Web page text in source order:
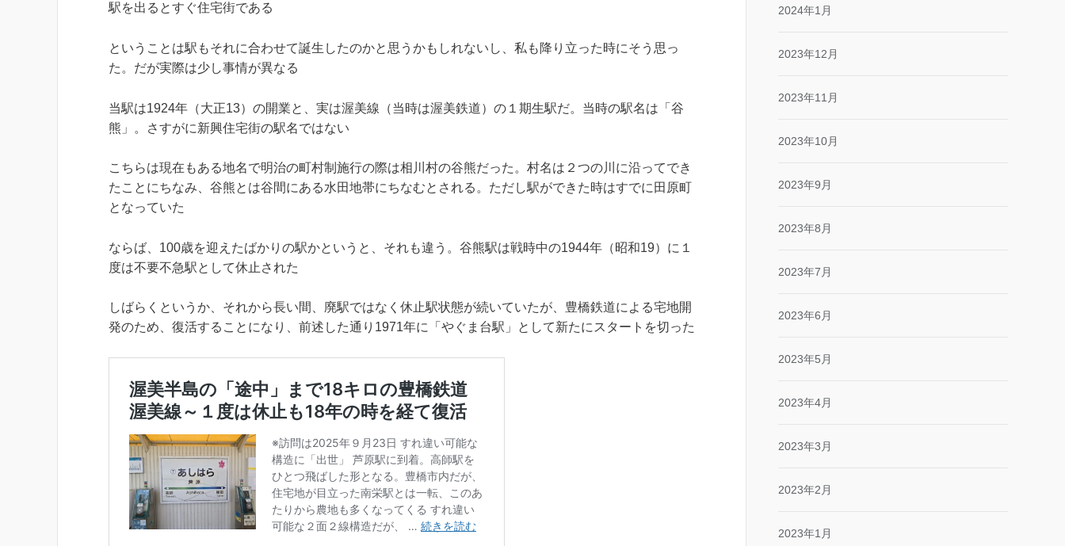
駅を出るとすぐ住宅街である
ということは駅もそれに合わせて誕生したのかと思うかもしれないし、私も降り立った時にそう思っ
た。だが実際は少し事情が異なる
当駅は1924年（大正13）の開業と、実は渥美線（当時は渥美鉄道）の１期生駅だ。当時の駅名は「谷
熊」。さすがに新興住宅街の駅名ではない
こちらは現在もある地名で明治の町村制施行の際は相川村の谷熊だった。村名は２つの川に沿ってでき
たことにちなみ、谷熊とは谷間にある水田地帯にちなむとされる。ただし駅ができた時はすでに田原町
となっていた
ならば、100歳を迎えたばかりの駅かというと、それも違う。谷熊駅は戦時中の1944年（昭和19）に１
度は不要不急駅として休止された
しばらくというか、それから長い間、廃駅ではなく休止駅状態が続いていたが、豊橋鉄道による宅地開
発のため、復活することになり、前述した通り1971年に「やぐま台駅」として新たにスタートを切った
2024年1月
2023年12月
2023年11月
2023年10月
2023年9月
2023年8月
2023年7月
2023年6月
2023年5月
2023年4月
2023年3月
2023年2月
2023年1月